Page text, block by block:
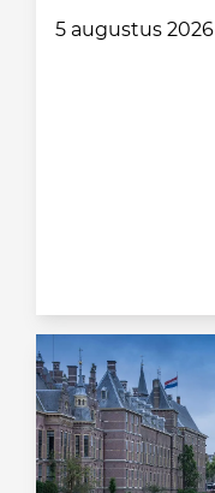
5 augustus 2026